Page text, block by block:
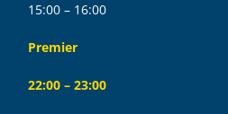
15:00 – 16:00
Premier
22:00 – 23:00